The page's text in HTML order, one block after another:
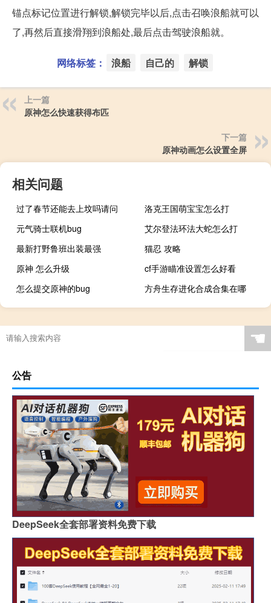
锚点标记位置进行解锁,解锁完毕以后,点击召唤浪船就可以
了,再然后直接滑翔到浪船处,最后点击驾驶浪船就。
网络标签： 浪船 自己的 解锁
上一篇
原神怎么快速获得布匹
下一篇
原神动画怎么设置全屏
相关问题
过了春节还能去上坟吗请问
洛克王国萌宝宝怎么打
元气骑士联机bug
艾尔登法环法大蛇怎么打
最新打野鲁班出装最强
猫忍 攻略
原神 怎么升级
cf手游瞄准设置怎么好看
怎么提交原神的bug
方舟生存进化合成合集在哪
☚
公告
DeepSeek全套部署资料免费下载